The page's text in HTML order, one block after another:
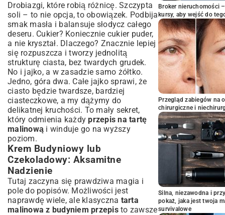
Drobiazgi, które robią różnicę. Szczypta
soli – to nie opcja, to obowiązek. Podbija
smak masła i balansuje słodycz całego
deseru. Cukier? Koniecznie cukier puder,
a nie kryształ. Dlaczego? Znacznie lepiej
się rozpuszcza i tworzy jednolitą
strukturę ciasta, bez twardych grudek.
No i jajko, a w zasadzie samo żółtko.
Jedno, góra dwa. Całe jajko sprawi, że
ciasto będzie twardsze, bardziej
ciasteczkowe, a my dążymy do
delikatnej kruchości. To mały sekret,
który odmienia każdyprzepis na tartę
malinową i winduje go na wyższy
poziom.
Krem Budyniowy lub
Czekoladowy: Aksamitne
Nadzienie
Tutaj zaczyna się prawdziwa magia i
pole do popisów. Możliwości jest
naprawdę wiele, ale klasyczna tarta
malinowa z budyniem przepisto zawsze
Broker nieruchomości
kursy, aby wejść do
Przegląd zabiegów na
chirurgiczne i
Silna, niezawodna i
pokaż, jaka jest twoja
survivalowe